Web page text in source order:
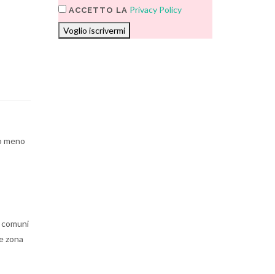
meno
zona
ACCETTO LA Privacy Policy
Voglio iscrivermi